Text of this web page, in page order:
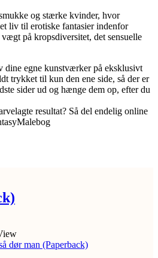
og stærke kvinder, hvor
liv til erotiske fantasier indenfor
på kropsdiversitet, det sensuelle
dine egne kunstværker på eksklusivt
trykket til kun den ene side, så der er
sider ud og hænge dem op, efter du
resultat? Så del endelig online